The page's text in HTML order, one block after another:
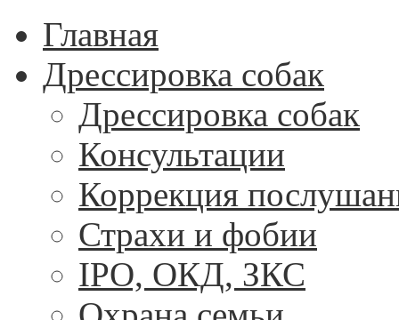
Главная
Дрессировка собак
Дрессировка собак
Консультации
Коррекция
Страхи и фобии
IPO, ОКД, ЗКС